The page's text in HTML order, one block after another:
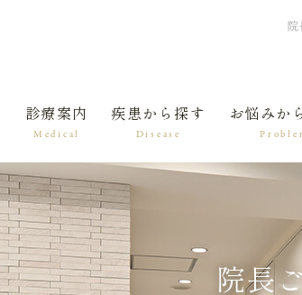
診療案内
Medical
疾患から探す
Disease
お悩みか
院長